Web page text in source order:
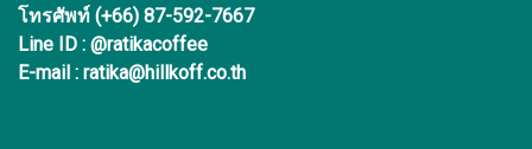
โทรศัพท์ (+66) 87-592-7667
Line ID : @ratikacoffee
E-mail : ratika@hillkoff.co.th